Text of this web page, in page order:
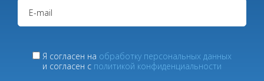
Я согласен на обработку персональных данных
и согласен с политикой конфиденциальности